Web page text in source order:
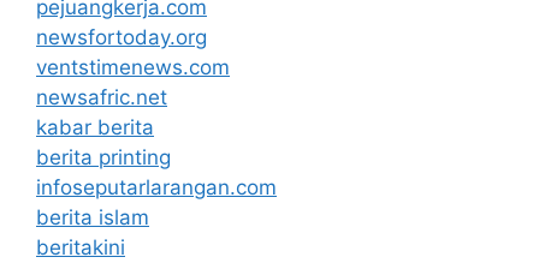
pejuangkerja.com
newsfortoday.org
ventstimenews.com
newsafric.net
kabar berita
berita printing
infoseputarlarangan.com
berita islam
beritakini